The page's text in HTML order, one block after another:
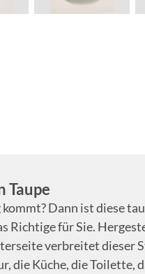
Taupe
Dann ist diese
Richtige für Sie.
verbreitet dieser
die Küche, die Toilette,